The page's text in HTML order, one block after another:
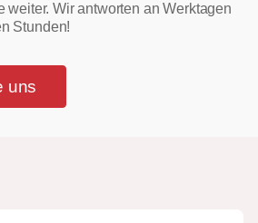
weiter. Wir antworten an Werktagen
Stunden!
uns